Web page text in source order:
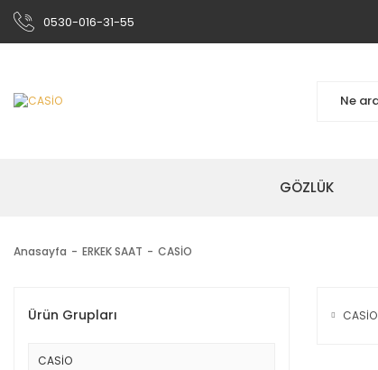
0530-016-31-55
GÖZLÜK
Anasayfa ERKEK SAAT CASİO
Ürün Grupları
CASİO
CASİO